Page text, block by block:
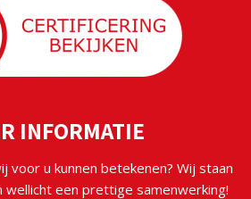
INFORMATIE
voor u kunnen betekenen? Wij staan
wellicht een prettige samenwerking!